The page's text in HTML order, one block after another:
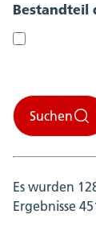
Bestandteil
Suchen
Es wurden
Ergebnisse